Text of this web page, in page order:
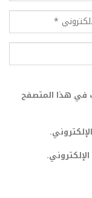
في هذا المتصفح